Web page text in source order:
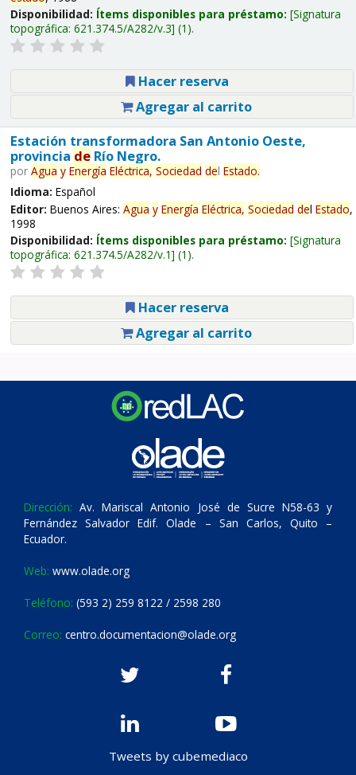
Disponibilidad: Ítems disponibles para préstamo: Signatura
topográfica: 621.374.5/A282/v.3 (1).
Hacer reserva
Agregar al carrito
Estación transformadora San Antonio Oeste,
provincia deRío Negro.
por Agua y Energía Eléctrica, Sociedad del Estado.
Idioma: Español
Editor: Buenos Aires: Agua y Energía Eléctrica, Sociedad del Estado,
1998
Disponibilidad: Ítems disponibles para préstamo: Signatura
topográfica: 621.374.5/A282/v.1 (1).
Hacer reserva
Agregar al carrito
Dirección: Av. Mariscal Antonio José de Sucre N58-63 y
Fernández Salvador Edif. Olade – San Carlos, Quito –
Ecuador.
Web: www.olade.org
Teléfono: (593 2) 259 8122 / 2598 280
Correo: centro.documentacion@olade.org
Tweets by cubemediaco